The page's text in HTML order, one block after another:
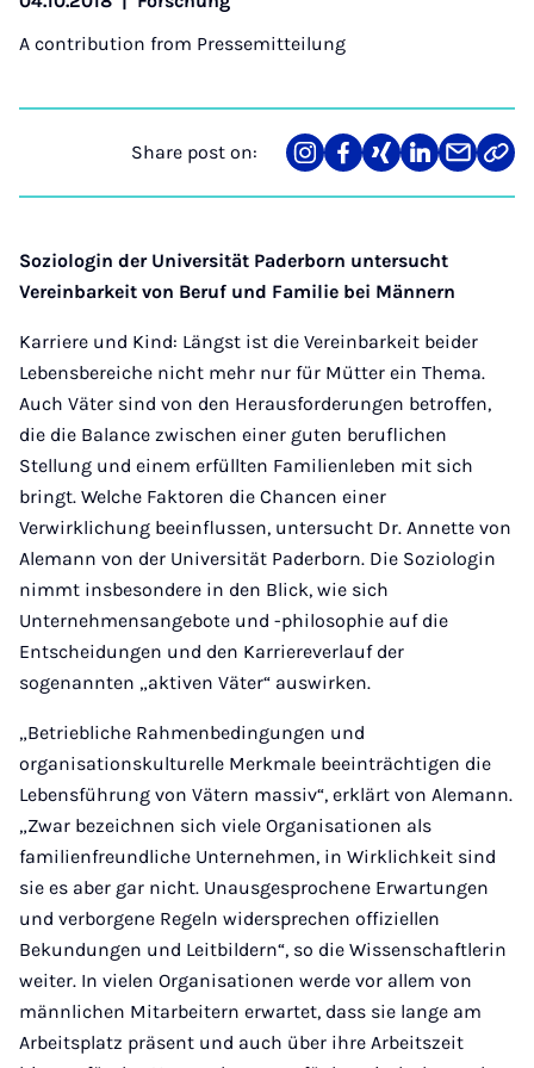
A contribution from Pressemitteilung
Share post on:
Share
on
Teilen
auf
Teilen
auf
Teilen
auf
Teilen
über
Link
Soziologin der Universität Paderborn untersucht
Vereinbarkeit von Beruf und Familie bei Männern
Karriere und Kind: Längst ist die Vereinbarkeit beider
Lebensbereiche nicht mehr nur für Mütter ein Thema.
Auch Väter sind von den Herausforderungen betroffen,
die die Balance zwischen einer guten beruflichen
Stellung und einem erfüllten Familienleben mit sich
bringt. Welche Faktoren die Chancen einer
Verwirklichung beeinflussen, untersucht Dr. Annette von
Alemann von der Universität Paderborn. Die Soziologin
nimmt insbesondere in den Blick, wie sich
Unternehmensangebote und -philosophie auf die
Entscheidungen und den Karriereverlauf der
sogenannten „aktiven Väter“ auswirken.
„Betriebliche Rahmenbedingungen und
organisationskulturelle Merkmale beeinträchtigen die
Lebensführung von Vätern massiv“, erklärt von Alemann.
„Zwar bezeichnen sich viele Organisationen als
familienfreundliche Unternehmen, in Wirklichkeit sind
sie es aber gar nicht. Unausgesprochene Erwartungen
und verborgene Regeln widersprechen offiziellen
Bekundungen und Leitbildern“, so die Wissenschaftlerin
weiter. In vielen Organisationen werde vor allem von
männlichen Mitarbeitern erwartet, dass sie lange am
Arbeitsplatz präsent und auch über ihre Arbeitszeit